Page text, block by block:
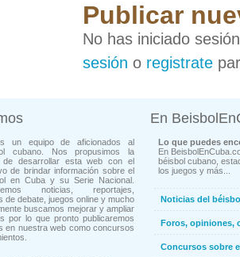
Publicar
No has iniciado
sesión o registrate
un equipo de aficionados al
cubano. Nos propusimos la
de desarrollar esta web con el
de brindar información sobre el
en Cuba y su Serie Nacional.
noticias, reportajes,
de debate, juegos online y mucho
buscamos mejorar y ampliar
por lo que pronto publicaremos
en nuestra web como concursos
En
Lo que puedes
En
béisbol cubano,
los juegos y más...
Noticias del
Foros, opiniones,
Concursos sobre